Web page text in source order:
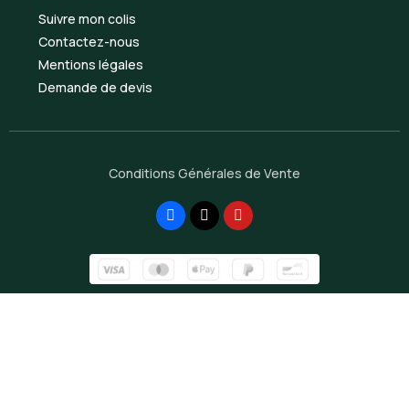
Suivre mon colis
Contactez-nous
Mentions légales
Demande de devis
Conditions Générales de Vente